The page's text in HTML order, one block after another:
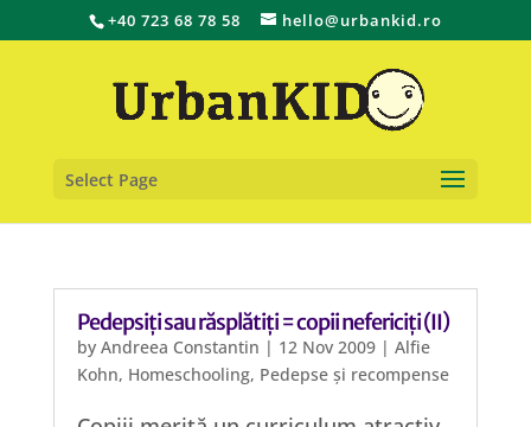
+40 723 68 78 58 hello@urbankid.ro
Select Page
Pedepsiți sau răsplătiți = copii nefericiți (II)
by Andreea Constantin | 12 Nov 2009| Alfie
Kohn, Homeschooling, Pedepse și recompense